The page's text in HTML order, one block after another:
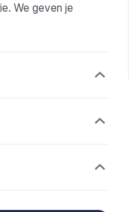
We geven je